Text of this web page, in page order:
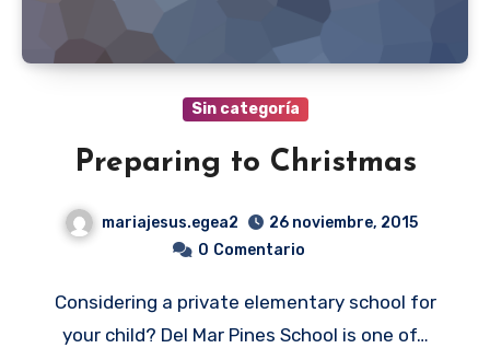
Sin categoría
Preparing to Christmas
mariajesus.egea2
26 noviembre, 2015
0 Comentario
Considering a private elementary school for
your child? Del Mar Pines School is one of…